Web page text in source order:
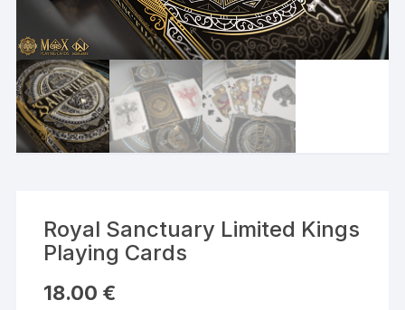
Royal Sanctuary Limited Kings
Playing Cards
18.00 €